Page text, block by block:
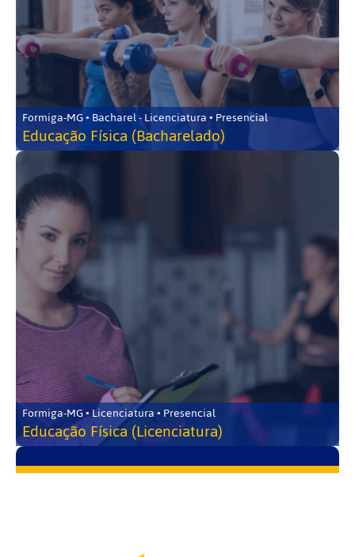
Formiga-MG • Bacharel - Licenciatura • Presencial
Educação Física (Bacharelado)
Formiga-MG • Licenciatura • Presencial
Educação Física (Licenciatura)